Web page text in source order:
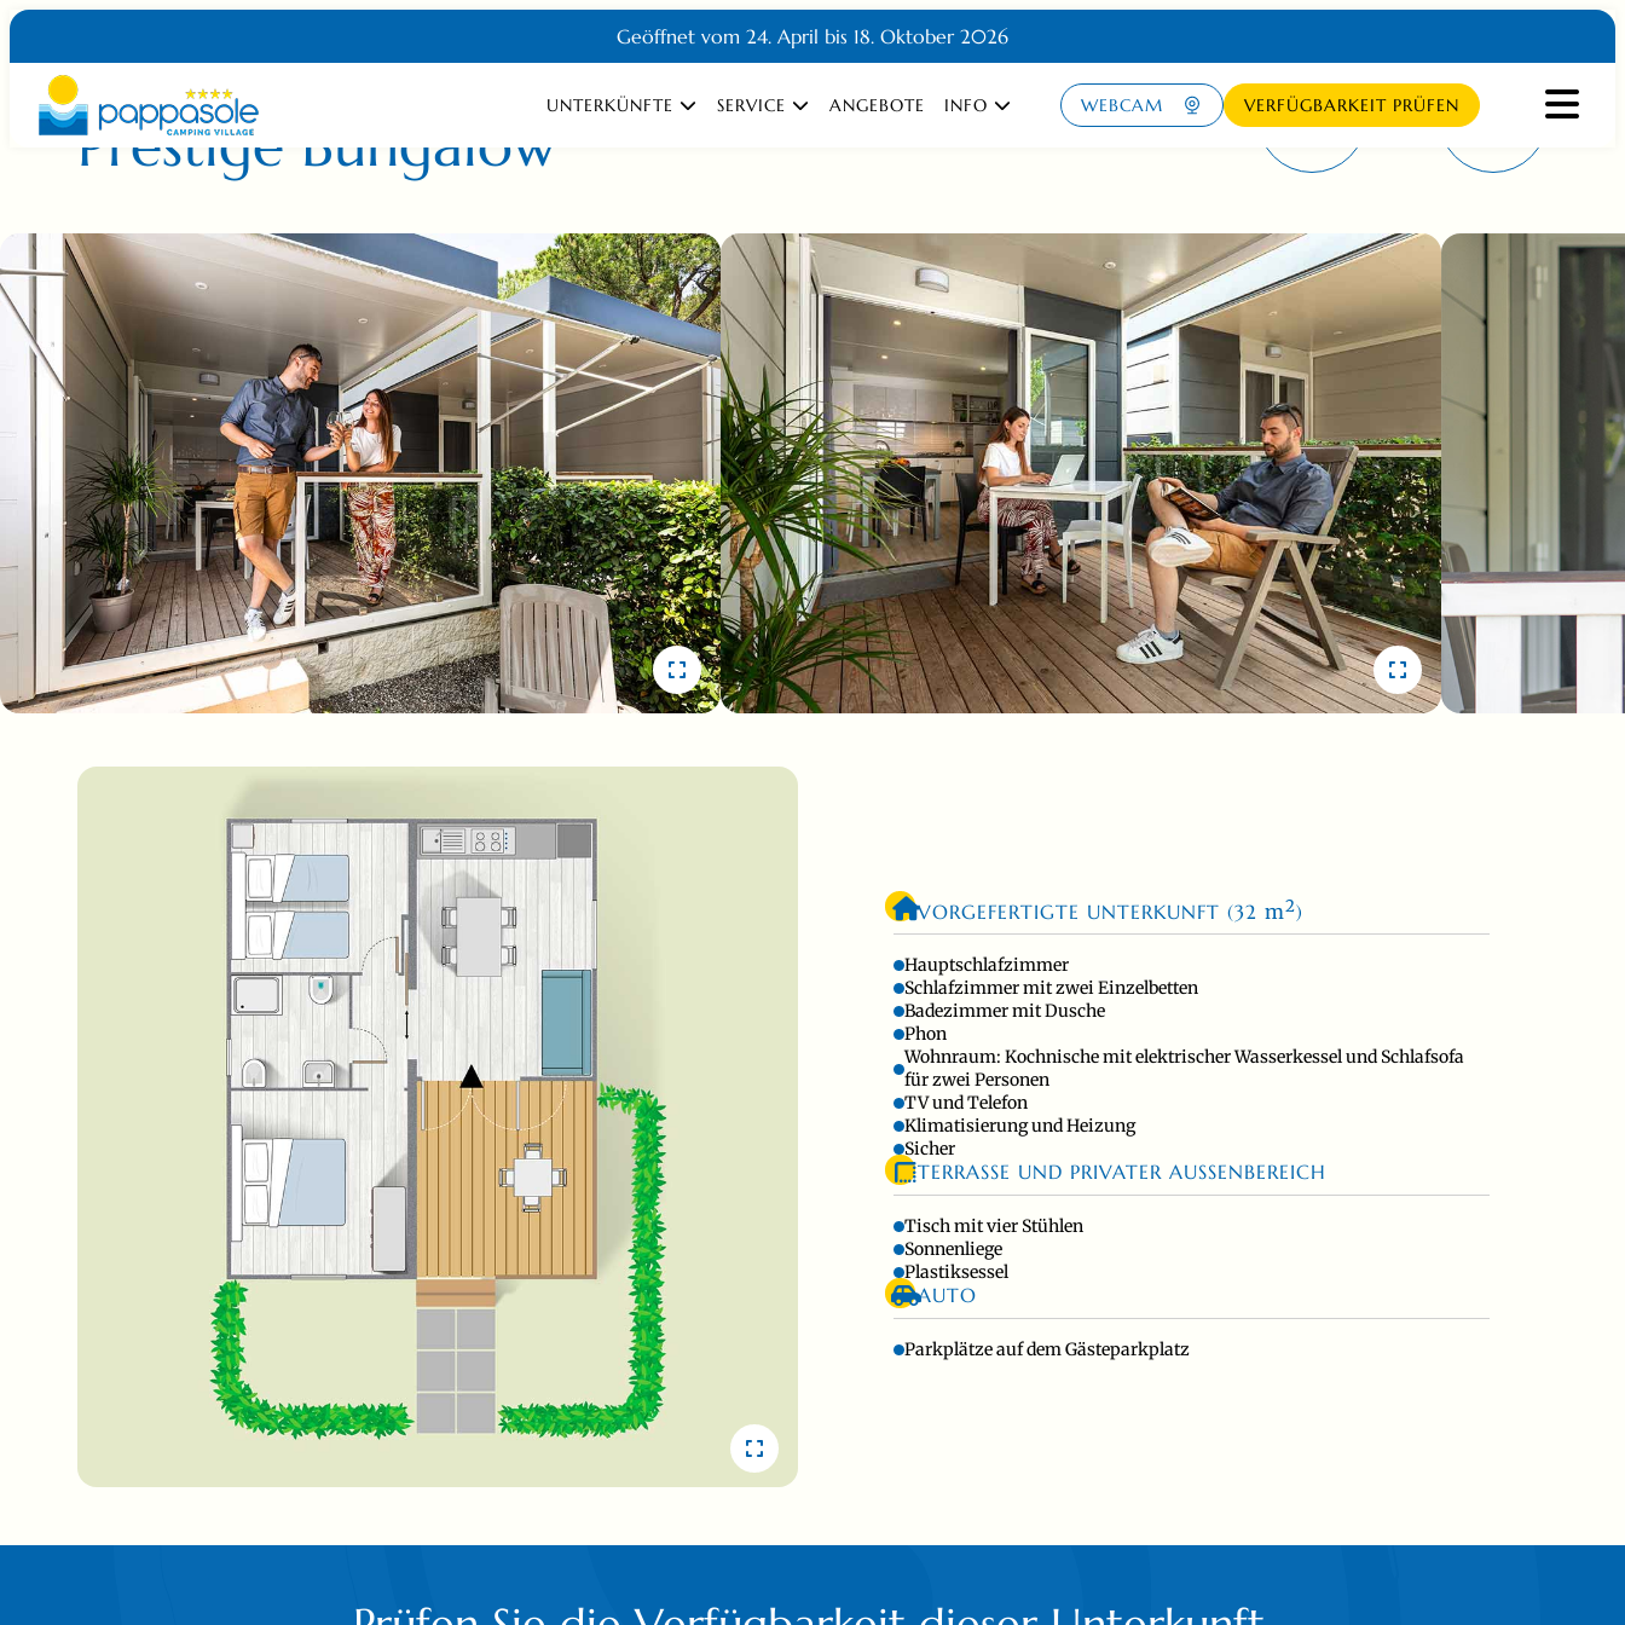
Geöffnet vom 24. April bis 18. Oktober 2026
UNTERKÜNFTE SERVICE ANGEBOTE INFO WEBCAM VERFÜGBARKEIT PRÜFEN
Prestige Bungalow
VORGEFERTIGTE UNTERKUNFT (32m2)
Hauptschlafzimmer
Schlafzimmer mit zwei Einzelbetten
Badezimmer mit Dusche
Phon
Wohnraum: Kochnische mit elektrischer Wasserkessel und Schlafsofa
für zwei Personen
TV und Telefon
Klimatisierung und Heizung
Sicher
TERRASSE UND PRIVATER AUSSENBEREICH
Tisch mit vier Stühlen
Sonnenliege
Plastiksessel
AUTO
Parkplätze auf dem Gästeparkplatz